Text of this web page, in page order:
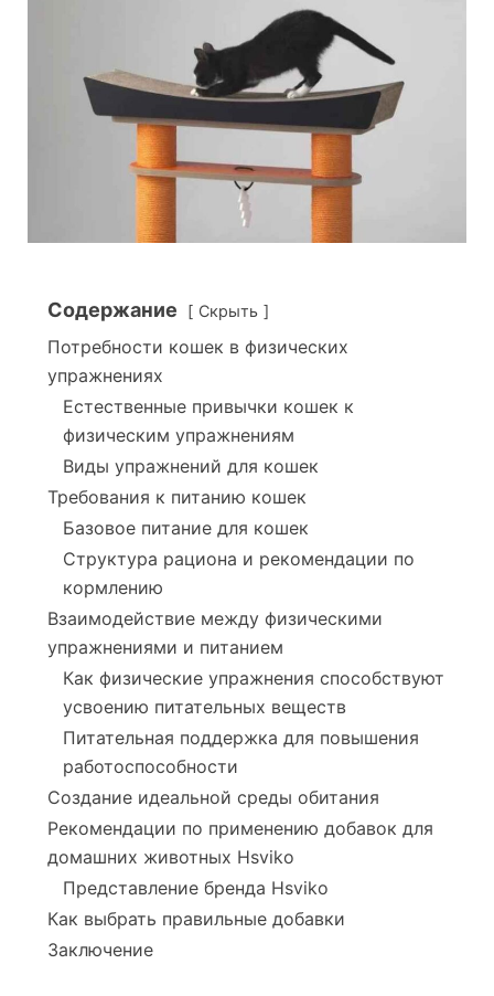
Содержание Скрыть
Потребности кошек в физических
упражнениях
Естественные привычки кошек к
физическим упражнениям
Виды упражнений для кошек
Требования к питанию кошек
Базовое питание для кошек
Структура рациона и рекомендации по
кормлению
Взаимодействие между физическими
упражнениями и питанием
Как физические упражнения способствуют
усвоению питательных веществ
Питательная поддержка для повышения
работоспособности
Создание идеальной среды обитания
Рекомендации по применению добавок для
домашних животных Hsviko
Представление бренда Hsviko
Как выбрать правильные добавки
Заключение